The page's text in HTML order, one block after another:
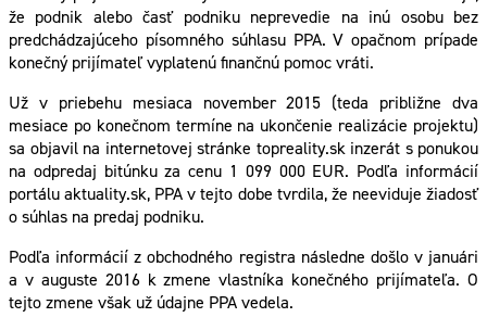
že podnik alebo časť podniku neprevedie na inú osobu bez
predchádzajúceho písomného súhlasu PPA. V opačnom prípade
konečný prijímateľ vyplatenú finančnú pomoc vráti.
Už v priebehu mesiaca november 2015 (teda približne dva
mesiace po konečnom termíne na ukončenie realizácie projektu)
sa objavil na internetovej stránke topreality.sk inzerát s ponukou
na odpredaj bitúnku za cenu 1 099 000 EUR. Podľa informácií
portálu aktuality.sk, PPA v tejto dobe tvrdila, že neeviduje žiadosť
o súhlas na predaj podniku.
Podľa informácií z obchodného registra následne došlo v januári
a v auguste 2016 k zmene vlastníka konečného prijímateľa. O
tejto zmene však už údajne PPA vedela.